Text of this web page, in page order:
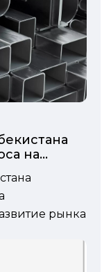
на
развитие
рынка